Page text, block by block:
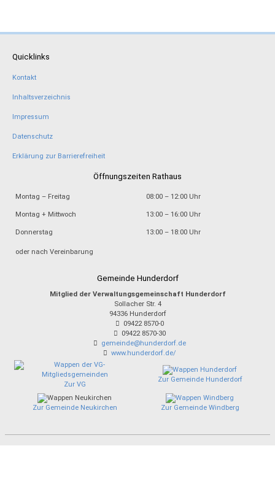
Quicklinks
Kontakt
Inhaltsverzeichnis
Impressum
Datenschutz
Erklärung zur Barrierefreiheit
Öffnungszeiten Rathaus
Montag – Freitag 08:00 – 12:00 Uhr
Montag + Mittwoch 13:00 – 16:00 Uhr
Donnerstag 13:00 – 18:00 Uhr
oder nach Vereinbarung
Gemeinde Hunderdorf
Mitglied der Verwaltungsgemeinschaft Hunderdorf
Sollacher Str. 4
94336 Hunderdorf
09422 8570-0
09422 8570-30
gemeinde@hunderdorf.de
www.hunderdorf.de/
Zur VG
Zur Gemeinde Hunderdorf
Zur Gemeinde Neukirchen Zur Gemeinde Windberg